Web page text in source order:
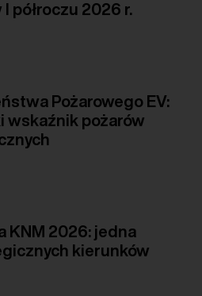
półroczu 2026 r.
Pożarowego EV:
wskaźnik pożarów
KNM 2026: jedna
kierunków